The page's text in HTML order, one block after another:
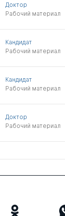
Доктор
Рабочий материал
Кандидат
Рабочий материал
Кандидат
Рабочий материал
Доктор
Рабочий материал